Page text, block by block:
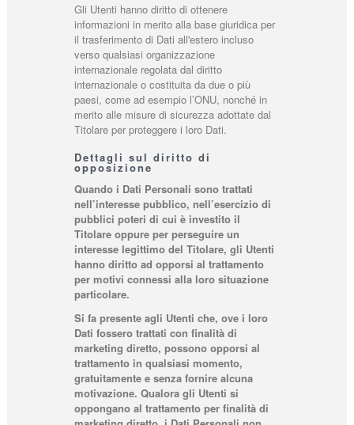
Gli Utenti hanno diritto di ottenere
informazioni in merito alla base giuridica per
il trasferimento di Dati all'estero incluso
verso qualsiasi organizzazione
internazionale regolata dal diritto
internazionale o costituita da due o più
paesi, come ad esempio l’ONU, nonché in
merito alle misure di sicurezza adottate dal
Titolare per proteggere i loro Dati.
Dettagli sul diritto di
opposizione
Quando i Dati Personali sono trattati
nell’interesse pubblico, nell’esercizio di
pubblici poteri di cui è investito il
Titolare oppure per perseguire un
interesse legittimo del Titolare, gli Utenti
hanno diritto ad opporsi al trattamento
per motivi connessi alla loro situazione
particolare.
Si fa presente agli Utenti che, ove i loro
Dati fossero trattati con finalità di
marketing diretto, possono opporsi al
trattamento in qualsiasi momento,
gratuitamente e senza fornire alcuna
motivazione. Qualora gli Utenti si
oppongano al trattamento per finalità di